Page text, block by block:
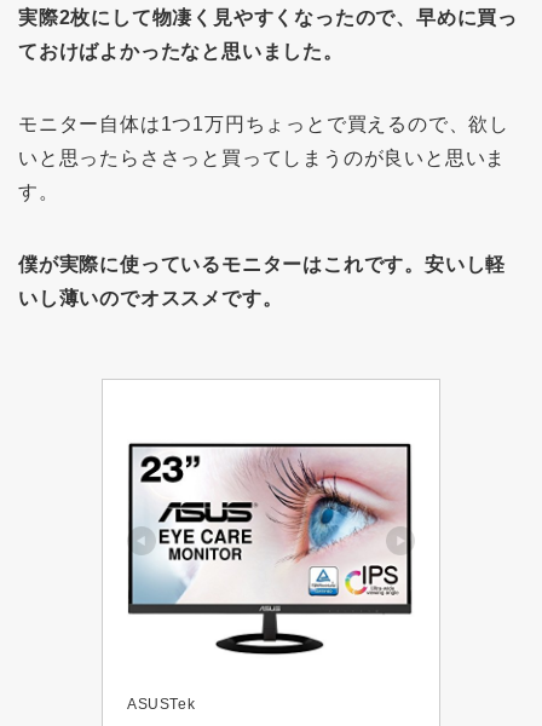
実際2枚にして物凄く見やすくなったので、早めに買っ
ておけばよかったなと思いました。
モニター自体は1つ1万円ちょっとで買えるので、欲し
いと思ったらささっと買ってしまうのが良いと思いま
す。
僕が実際に使っているモニターはこれです。安いし軽
いし薄いのでオススメです。
ASUSTek